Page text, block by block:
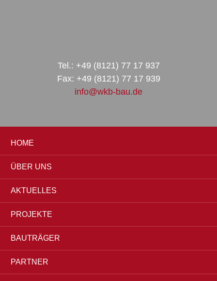
Tel.: +49 (8121) 77 17 937
Fax: +49 (8121) 77 17 939
info@wkb-bau.de
HOME
ÜBER UNS
AKTUELLES
PROJEKTE
BAUTRÄGER
PARTNER